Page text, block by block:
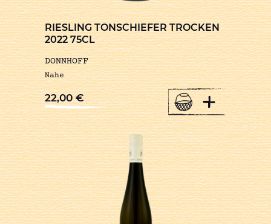
RIESLING TONSCHIEFER TROCKEN
2022 75CL
DONNHOFF
Nahe
22,00€ +